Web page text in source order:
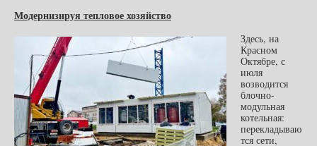
Модернизируя тепловое хозяйство
Здесь, на
Красном
Октябре, с
июля
возводится
блочно-
модульная
котельная:
перекладываю
тся сети,